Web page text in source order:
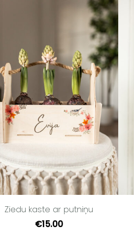
Ziedu kaste ar putniņu
€15.00